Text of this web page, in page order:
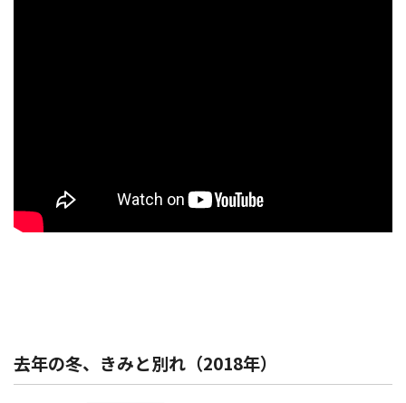
去年の冬、きみと別れ（2018年）